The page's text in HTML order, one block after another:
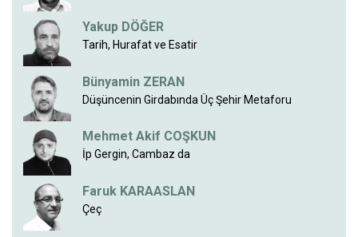
Yakup DÖĞER
Tarih, Hurafat ve Esatir
Bünyamin ZERAN
Düşüncenin Girdabında Üç Şehir Metaforu
Mehmet Akif COŞKUN
İp Gergin, Cambaz da
Faruk KARAASLAN
Çeç